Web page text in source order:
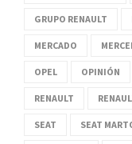
GRUPO RENAULT
MERCADO
OPEL OPINIÓN
RENAULT
SEAT SEAT